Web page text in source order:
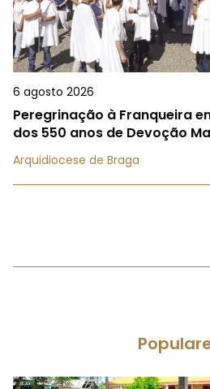
6 agosto 2026
Peregrinação à Franqueira
dos 550 anos de Devoção
Arquidiocese de Braga